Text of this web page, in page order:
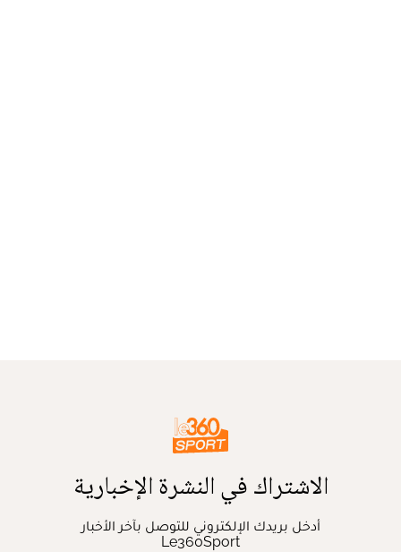
الاشتراك في النشرة الإخبارية
أدخل بريدك الإلكتروني للتوصل بآخر الأخبار
Le360Sport